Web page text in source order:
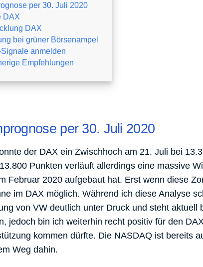
per 30. Juli 2020
DAX
DAX
bei grüner Börsenampel
anmelden
Empfehlungen
per 30. Juli 2020
der DAX ein Zwischhoch am 21. Juli bei
Punkten verläuft allerdings eine massive
Februar 2020 aufgebaut hat. Erst wenn diese
im DAX möglich. Während ich diese Analyse
von VW deutlich unter Druck und steht
jedoch bin ich weiterhin recht positiv für den
kommen dürfte. Die NASDAQ ist bereits
Weg dahin.